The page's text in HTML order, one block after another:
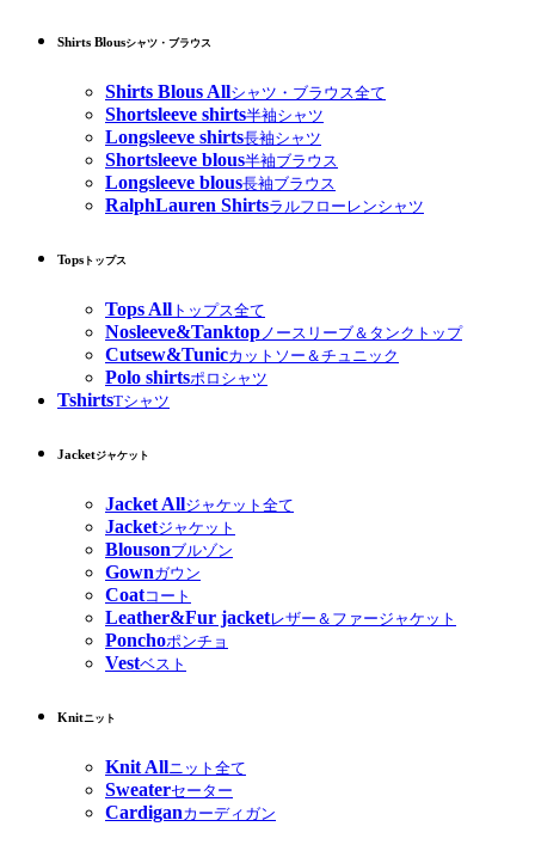
Shirts Blousシャツ・ブラウス
Shirts Blous Allシャツ・ブラウス全て
Shortsleeve shirts半袖シャツ
Longsleeve shirts長袖シャツ
Shortsleeve blous半袖ブラウス
Longsleeve blous長袖ブラウス
RalphLauren Shirtsラルフローレンシャツ
Tops トップス
Tops All トップス全て
Nosleeve&Tanktop ノースリーブ＆タンクトップ
Cutsew&Tunicカットソー＆チュニック
Polo shirtsポロシャツ
TshirtsTシャツ
Jacketジャケット
Jacket Allジャケット全て
Jacketジャケット
Blousonブルゾン
Gownガウン
Coatコート
Leather&Fur jacketレザー＆ファージャケット
Ponchoポンチョ
Vestベスト
Knitニット
Knit Allニット全て
Sweaterセーター
Cardiganカーディガン